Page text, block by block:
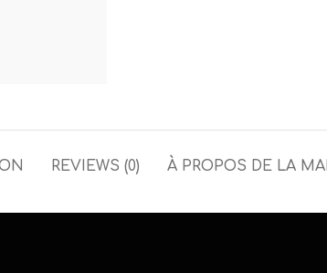
REVIEWS (0) À PROPOS DE LA